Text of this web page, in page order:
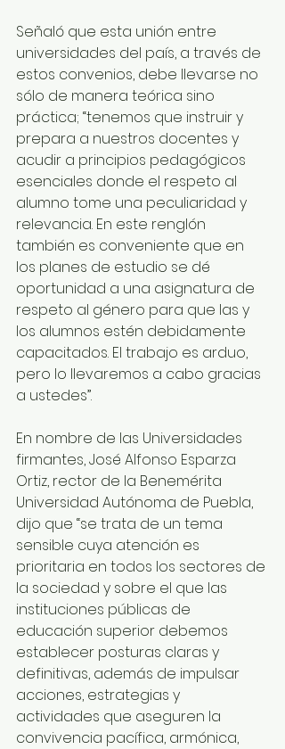
Señaló que esta unión entre
universidades del país, a través de
estos convenios, debe llevarse no
sólo de manera teórica sino
práctica; “tenemos que instruir y
prepara a nuestros docentes y
acudir a principios pedagógicos
esenciales donde el respeto al
alumno tome una peculiaridad y
relevancia. En este renglón
también es conveniente que en
los planes de estudio se dé
oportunidad a una asignatura de
respeto al género para que las y
los alumnos estén debidamente
capacitados. El trabajo es arduo,
pero lo llevaremos a cabo gracias
a ustedes”.
En nombre de las Universidades
firmantes, José Alfonso Esparza
Ortiz, rector de la Benemérita
Universidad Autónoma de Puebla,
dijo que “se trata de un tema
sensible cuya atención es
prioritaria en todos los sectores de
la sociedad y sobre el que las
instituciones públicas de
educación superior debemos
establecer posturas claras y
definitivas, además de impulsar
acciones, estrategias y
actividades que aseguren la
convivencia pacífica, armónica,